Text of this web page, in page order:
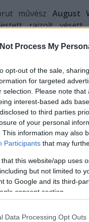
Process My
opt-out of the sale,
for targeted
selection. Please note
interest-based ads
to third parties
of your personal
This information may also
Participants that may
that this website/app uses
but not limited to
to Google and its third-
consent section.
Data Processing Opt Outs
művész August
rajzolt, vésett,
Mindenhez nagyon
a környezetét
illetve
és a
így létrehozva
forgatta az
Fiatal korában a
illetve más,
színesre festett és
szobájának minden
Meglepő képei
külsejét is
egy élő, változó
a ház előtti